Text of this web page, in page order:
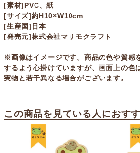
[素材]PVC、紙
[サイズ]約H10×W10cm
[生産国]日本
[発売元]株式会社マリモクラフト
※画像はイメージです。商品の色や質感
するよう心掛けていますが、画面上の色
実物と若干異なる場合がございます。
この商品を見ている人におす